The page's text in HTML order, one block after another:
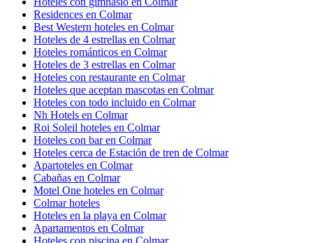
Residences en Colmar
Best Western hoteles en Colmar
Hoteles de 4 estrellas en Colmar
Hoteles románticos en Colmar
Hoteles de 3 estrellas en Colmar
Hoteles con restaurante en Colmar
Hoteles que aceptan mascotas en Colmar
Hoteles con todo incluido en Colmar
Nh Hotels en Colmar
Roi Soleil hoteles en Colmar
Hoteles con bar en Colmar
Hoteles cerca de Estación de tren de Colmar
Apartoteles en Colmar
Cabañas en Colmar
Motel One hoteles en Colmar
Colmar hoteles
Hoteles en la playa en Colmar
Apartamentos en Colmar
Hoteles con piscina en Colmar